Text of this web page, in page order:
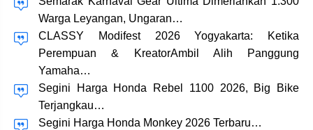
Warga Leyangan, Ungaran…
CLASSY Modifest 2026 Yogyakarta: Ketika
Perempuan & KreatorAmbil Alih Panggung
Yamaha…
Segini Harga Honda Rebel 1100 2026, Big Bike
Terjangkau…
Segini Harga Honda Monkey 2026 Terbaru…